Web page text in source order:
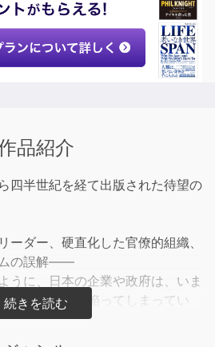
品紹介
四半世紀を経て出版された待望の
ーダー、硬直化した官僚的組織、
ムの誤解――
うに、日本の企業や政府は、いま
スパイラルに陥ってしまってい